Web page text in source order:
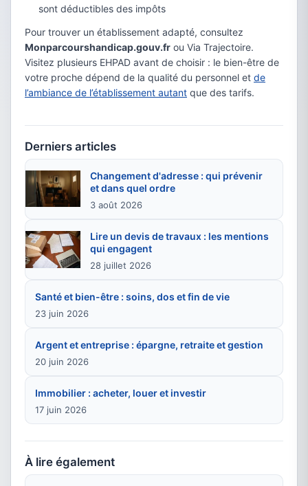
sont déductibles des impôts
Pour trouver un établissement adapté, consultez
Monparcourshandicap.gouv.fr ou Via Trajectoire.
Visitez plusieurs EHPAD avant de choisir : le bien-être de
votre proche dépend de la qualité du personnel et de
l’ambiance de l’établissement autant que des tarifs.
Derniers articles
Changement d'adresse : qui prévenir
et dans quel ordre
3 août 2026
Lire un devis de travaux : les mentions
qui engagent
28 juillet 2026
Santé et bien-être : soins, dos et fin de vie
23 juin 2026
Argent et entreprise : épargne, retraite et gestion
20 juin 2026
Immobilier : acheter, louer et investir
17 juin 2026
À lire également